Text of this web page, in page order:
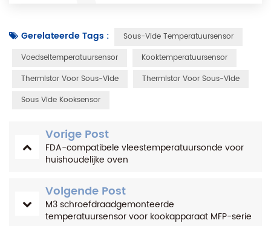
Gerelateerde Tags :
Sous-Vide Temperatuursensor
Voedseltemperatuursensor
Kooktemperatuursensor
Thermistor Voor Sous-Vide
Thermistor Voor Sous-Vide
Sous Vide Kooksensor
Vorige Post
FDA-compatibele vleestemperatuursonde voor
huishoudelijke oven
Volgende Post
M3 schroefdraadgemonteerde
temperatuursensor voor kookapparaat MFP-serie